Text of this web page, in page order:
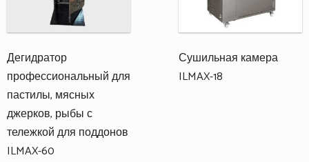
Дегидратор
профессиональный для
пастилы, мясных
джерков, рыбы с
тележкой для поддонов
ILMAX-60
Сушильная камера
ILMAX-18